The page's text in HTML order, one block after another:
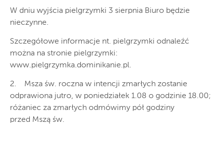
W dniu wyjścia pielgrzymki 3 sierpnia Biuro będzie
nieczynne.
Szczegółowe informacje nt. pielgrzymki odnaleźć
można na stronie pielgrzymki:
www.pielgrzymka.dominikanie.pl.
2. Msza św. roczna w intencji zmarłych zostanie
odprawiona jutro, w poniedziałek 1.08 o godzinie 18.00;
różaniec za zmarłych odmówimy pół godziny
przed Mszą św.